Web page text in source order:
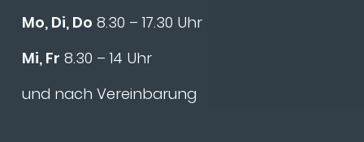
Mo, Di, Do 8.30 – 17.30 Uhr
Mi, Fr 8.30 – 14 Uhr
und nach Vereinbarung